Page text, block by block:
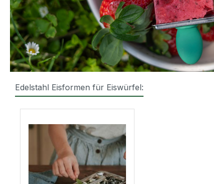
Edelstahl Eisformen für Eiswürfel: